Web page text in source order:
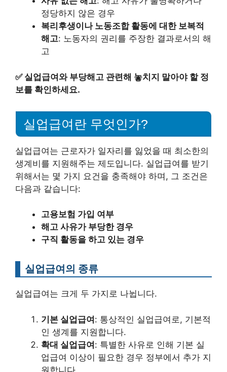
정당하지 않은 경우
복리후생이나 노동조합 활동에 대한 보복적
해고: 노동자의 권리를 주장한 결과로서의 해
고
✅ 실업급여와 부당해고 관련해 놓치지 말아야 할 정
보를 확인하세요.
실업급여란 무엇인가?
실업급여는 근로자가 일자리를 잃었을 때 최소한의
생계비를 지원해주는 제도입니다. 실업급여를 받기
위해서는 몇 가지 요건을 충족해야 하며, 그 조건은
다음과 같습니다:
고용보험 가입 여부
해고 사유가 부당한 경우
구직 활동을 하고 있는 경우
실업급여의 종류
실업급여는 크게 두 가지로 나뉩니다.
기본 실업급여: 통상적인 실업급여로, 기본적
인 생계를 지원합니다.
확대 실업급여: 특별한 사유로 인해 기본 실
업급여 이상이 필요한 경우 정부에서 추가 지
원합니다.